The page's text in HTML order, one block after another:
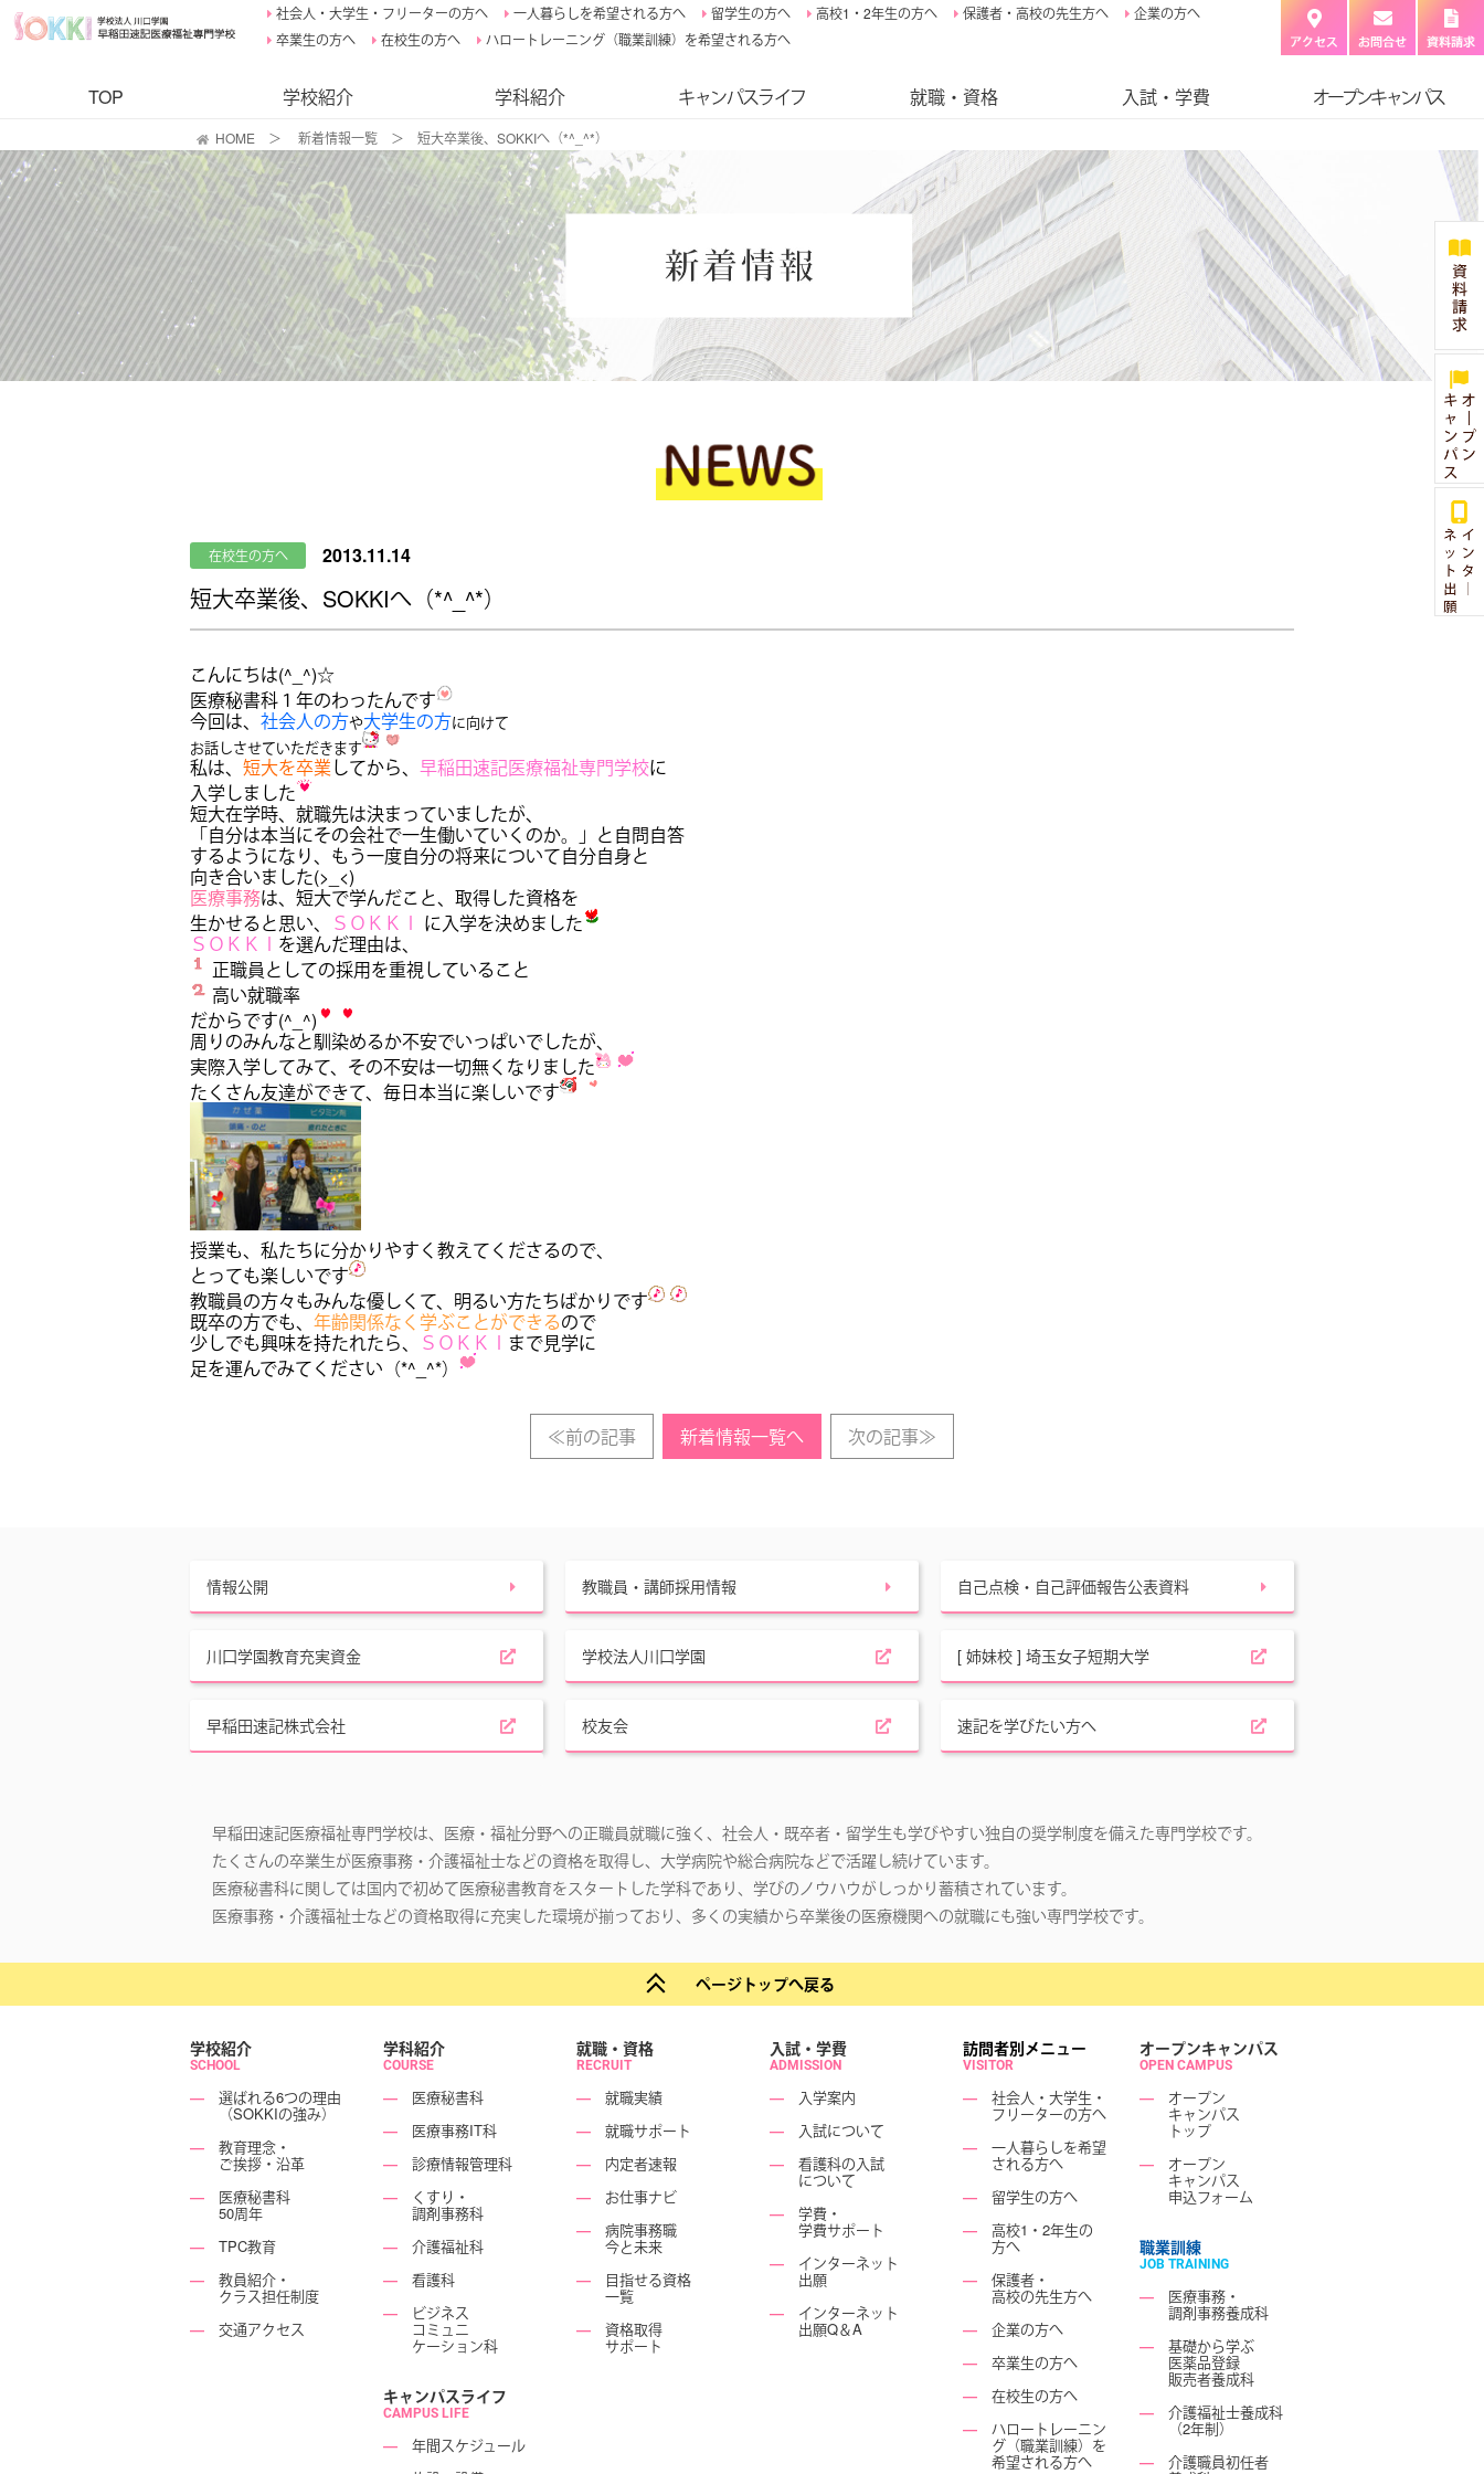
社会人・大学生・フリーターの方へ 一人暮らしを希望される方へ 留学生の方へ 高校1・2年生の方へ 保護者・高校の先生方へ
企業の方へ
卒業生の方へ
在校生の方へ ハロートレーニング（職業訓練）を希望される方へ
TOP 学校紹介 学科紹介 キャンパスライフ 就職・資格 入試・学費 オープンキャンパス
HOME ＞ 新着情報一覧 ＞ 短大卒業後、SOKKIへ（*^_^*）
在校生の方へ 2013.11.14
短大卒業後、SOKKIへ（*^_^*）
こんにちは(^_^)☆
医療秘書科１年のわったんです
今回は、 社会人の方や大学生の方に向けて
お話しさせていただきます
私は、 短大を卒業してから、 早稲田速記医療福祉専門学校に
入学しました
短大在学時、就職先は決まっていましたが、
「自分は本当にその会社で一生働いていくのか。」と自問自答
するようになり、もう一度自分の将来について自分自身と
向き合いました(>_<)
医療事務は、短大で学んだこと、取得した資格を
生かせると思い、
ＳＯＫＫＩ に入学を決めました
ＳＯＫＫＩ を選んだ理由は、
正職員としての採用を重視していること
高い就職率
だからです(^_^)
周りのみんなと馴染めるか不安でいっぱいでしたが、
実際入学してみて、その不安は一切無くなりました
たくさん友達ができて、毎日本当に楽しいです
授業も、私たちに分かりやすく教えてくださるので、
とっても楽しいです
教職員の方々もみんな優しくて、明るい方たちばかりです
既卒の方でも、 年齢関係なく学ぶことができるので
少しでも興味を持たれたら、
ＳＯＫＫＩ まで見学に
足を運んでみてください（*^_^*）
≪前の記事 新着情報一覧へ 次の記事≫
情報公開 教職員・講師採用情報 自己点検・自己評価報告公表資料
川口学園教育充実資金 学校法人川口学園 [ 姉妹校 ] 埼玉女子短期大学
早稲田速記株式会社 校友会 速記を学びたい方へ
早稲田速記医療福祉専門学校は、医療・福祉分野への正職員就職に強く、社会人・既卒者・留学生も学びやすい独自の奨学制度を備えた専門学校です。
たくさんの卒業生が医療事務・介護福祉士などの資格を取得し、大学病院や総合病院などで活躍し続けています。
医療秘書科に関しては国内で初めて医療秘書教育をスタートした学科であり、学びのノウハウがしっかり蓄積されています。
医療事務・介護福祉士などの資格取得に充実した環境が揃っており、多くの実績から卒業後の医療機関への就職にも強い専門学校です。
ページトップへ戻る
学校紹介
SCHOOL
― 選ばれる6つの理由
（SOKKIの強み）
―
教育理念・
ご挨拶・沿革
―
医療秘書科
50周年
―
TPC教育
―
教員紹介・
クラス担任制度
―
交通アクセス
学科紹介
COURSE
―
医療秘書科
―
医療事務IT科
―
診療情報管理科
―
くすり・
調剤事務科
―
介護福祉科
―
看護科
―
ビジネス
コミュニ
ケーション科
キャンパスライフ
CAMPUS LIFE
―
年間スケジュール
就職・資格
RECRUIT
―
就職実績
―
就職サポート
―
内定者速報
―
お仕事ナビ
―
病院事務職
今と未来
―
目指せる資格
一覧
―
資格取得
サポート
入試・学費
ADMISSION
―
入学案内
―
入試について
―
看護科の入試
について
―
学費・
学費サポート
―
インターネット
出願
―
インターネット
出願Q＆A
訪問者別メニュー
VISITOR
― 社会人・大学生・
フリーターの方へ
―
一人暮らしを希望
される方へ
―
留学生の方へ
―
高校1・2年生の
方へ
―
保護者・
高校の先生方へ
―
企業の方へ
―
卒業生の方へ
―
在校生の方へ
―
ハロートレーニン
グ（職業訓練）を
希望される方へ
オープンキャンパス
OPEN CAMPUS
― オープン
キャンパス
トップ
―
オープン
キャンパス
申込フォーム
職業訓練
JOB TRAINING
― 医療事務・
調剤事務養成科
―
基礎から学ぶ
医薬品登録
販売者養成科
―
介護福祉士養成科
（2年制）
―
介護職員初任者